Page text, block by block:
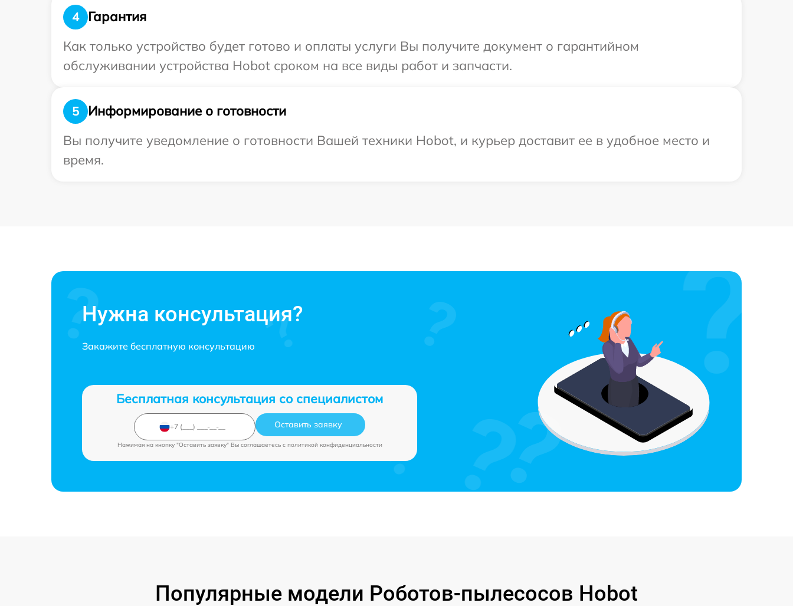
4
Гарантия
Как только устройство будет готово и оплаты услуги Вы получите документ о гарантийном
обслуживании устройства Hobot сроком на все виды работ и запчасти.
5
Информирование о готовности
Вы получите уведомление о готовности Вашей техники Hobot, и курьер доставит ее в удобное место и
время.
Нужна консультация?
Закажите бесплатную консультацию
Бесплатная консультация со специалистом
Оставить заявку
Нажимая на кнопку "Оставить заявку" Вы соглашаетесь c политикой конфиденциальности
Популярные модели Роботов-пылесосов Hobot